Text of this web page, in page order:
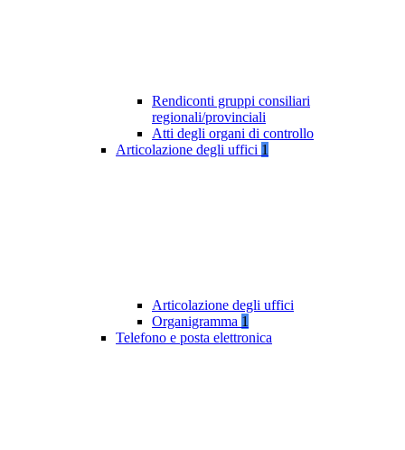
Rendiconti gruppi consiliari
regionali/provinciali
Atti degli organi di controllo
Articolazione degli uffici 1
Articolazione degli uffici
Organigramma 1
Telefono e posta elettronica